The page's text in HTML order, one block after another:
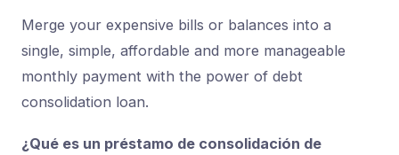
Merge your expensive bills or balances into a
single, simple, affordable and more manageable
monthly payment with the power of debt
consolidation loan.
¿Qué es un préstamo de consolidación de